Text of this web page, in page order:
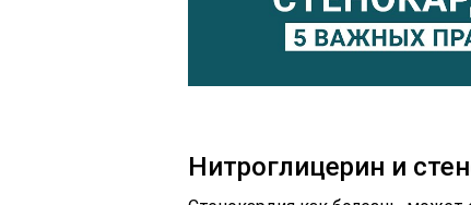
Нитроглицерин и